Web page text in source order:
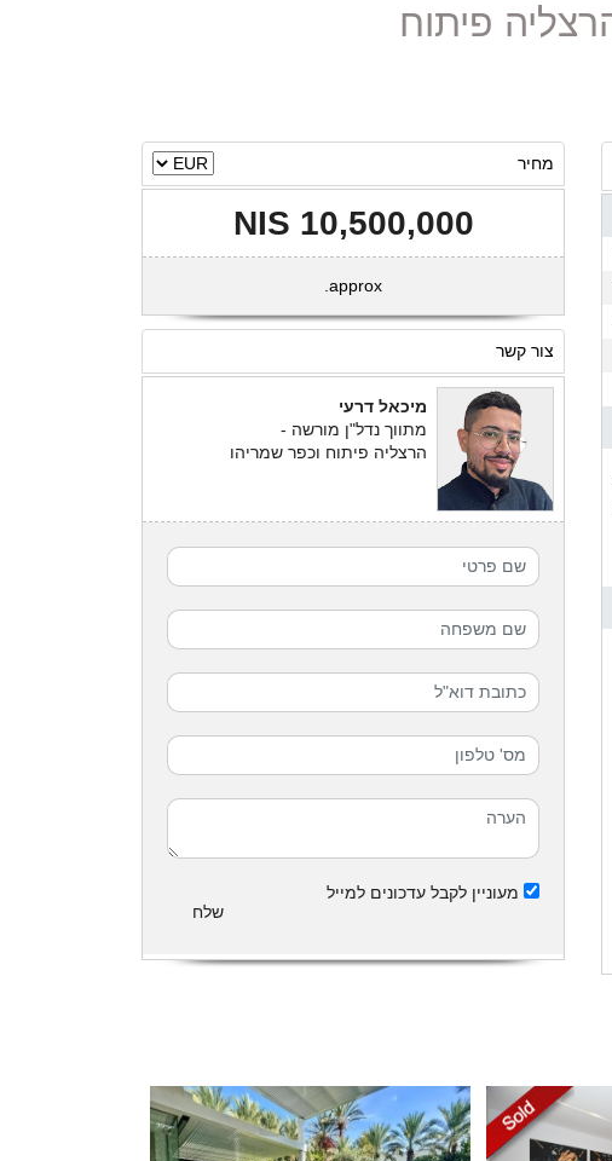
מחיר
10,500,000 NIS
approx.
צור קשר
מיכאל דרעי
מתווך נדל"ן מורשה -
הרצליה פיתוח וכפר שמריהו
מעוניין לקבל עדכונים למייל
שלח